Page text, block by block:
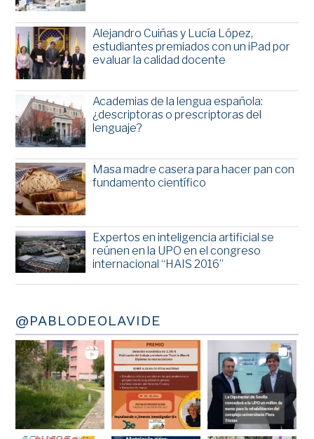
Alejandro Cuiñas y Lucía López,
estudiantes premiados con un iPad por
evaluar la calidad docente
Academias de la lengua española:
¿descriptoras o prescriptoras del
lenguaje?
Masa madre casera para hacer pan con
fundamento científico
Expertos en inteligencia artificial se
reúnen en la UPO en el congreso
internacional “HAIS 2016”
@PABLODEOLAVIDE